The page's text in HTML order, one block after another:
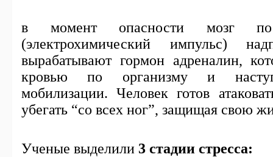
в момент опасности мозг
(электрохимический импульс)
вырабатывают гормон адреналин,
кровью по организму и
мобилизации. Человек готов
убегать “со всех ног”, защищая свою
Ученые выделили 3 стадии стресса: